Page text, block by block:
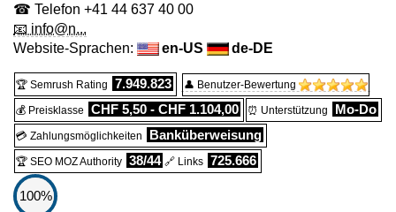
☎ Telefon +41 44 637 40 00
📧 info@n...
Website-Sprachen:
en-US de-DE
🏆 Semrush Rating 7.949.823 👤 Benutzer-Bewertung
💰 Preisklasse CHF 5,50 - CHF 1.104,00 ⏰ Unterstützung Mo-Do
💳 Zahlungsmöglichkeiten Banküberweisung
🏆 SEO MOZ Authority 38/44 🔗 Links 725.666
100%